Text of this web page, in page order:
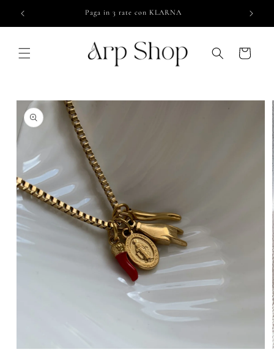
direttamente
ai contenuti
Paga in 3 rate con KLARNA
Carrello
Passa alle
informazioni
sul prodotto